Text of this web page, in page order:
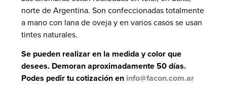
norte de Argentina. Son confeccionadas totalmente
a mano con lana de oveja y en varios casos se usan
tintes naturales.
Se pueden realizar en la medida y color que
desees. Demoran aproximadamente 50 días.
Podes pedir tu cotización en info@facon.com.ar